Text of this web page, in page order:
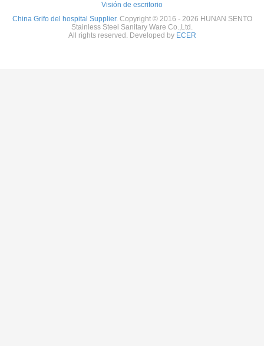
Visión de escritorio
China Grifo del hospital Supplier. Copyright © 2016 - 2026 HUNAN SENTO
Stainless Steel Sanitary Ware Co.,Ltd.
All rights reserved. Developed by ECER